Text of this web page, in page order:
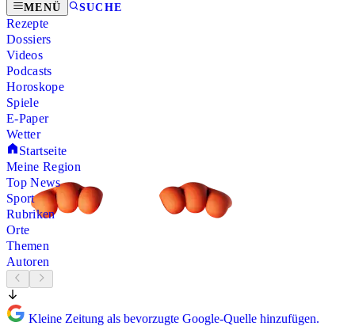
MENÜ SUCHE
Rezepte
Dossiers
Videos
Podcasts
Horoskope
Spiele
E-Paper
Wetter
Startseite
Meine Region
Top News
Sport
Rubriken
Orte
Themen
Autoren
Kleine Zeitung als bevorzugte Google-Quelle hinzufügen.